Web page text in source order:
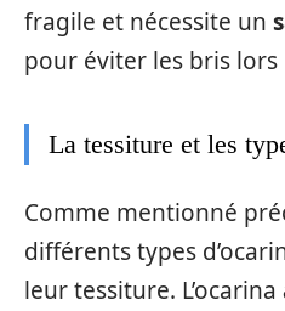
fragile et nécessite un
pour éviter les bris lors
La tessiture et les
Comme mentionné
différents types
leur tessiture. L’ocarina